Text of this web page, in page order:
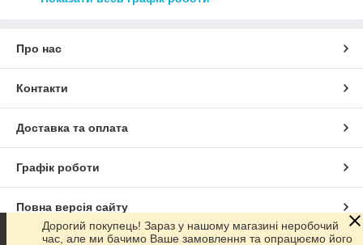
Про нас
Контакти
Доставка та оплата
Графік роботи
Повна версія сайту
Дорогий покупець! Зараз у нашому магазині неробочий
час, але ми бачимо Ваше замовлення та опрацюємо його